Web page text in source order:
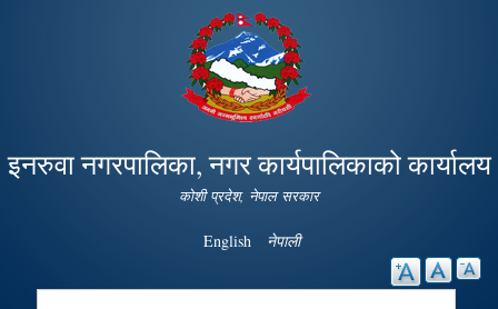
Skip to
main
content
इनरुवा नगरपालिका, नगर कार्यपालिकाको कार्यालय
कोशी प्रदेश, नेपाल सरकार
English नेपाली
Search